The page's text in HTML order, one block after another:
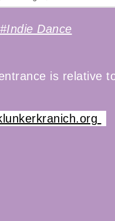
Dance
is relative